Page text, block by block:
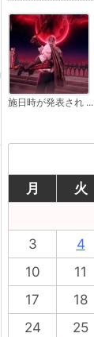
施日時が発表され ...
月
火
3
4
10
11
17
18
24
25